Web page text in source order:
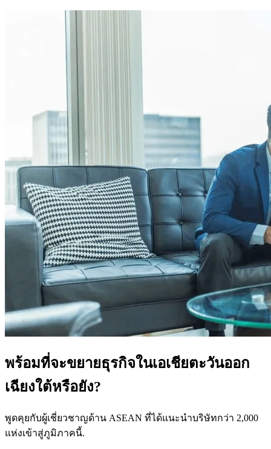
พร้อมที่จะขยายธุรกิจในเอเชียตะวันออก
เฉียงใต้หรือยัง?
พูดคุยกับผู้เชี่ยวชาญด้าน ASEAN ที่ได้แนะนำบริษัทกว่า 2,000
แห่งเข้าสู่ภูมิภาคนี้.